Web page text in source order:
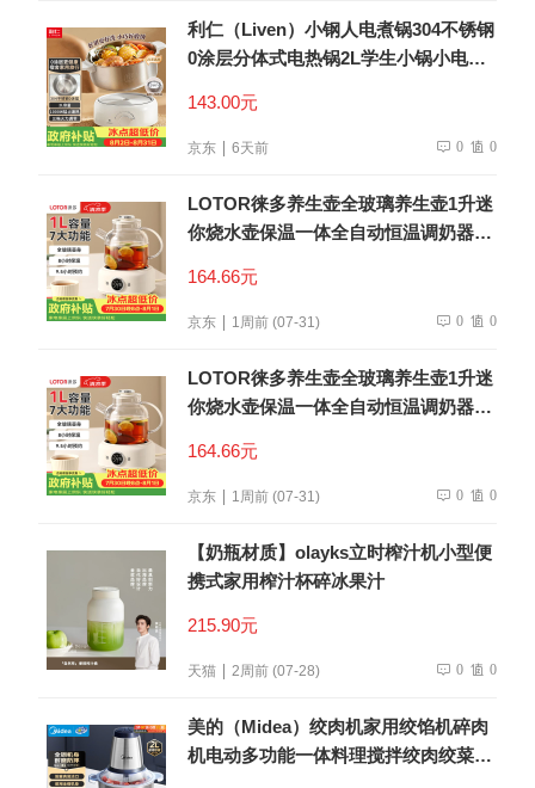
利仁（Liven）小钢人电煮锅304不锈钢
0涂层分体式电热锅2L学生小锅小电锅
143.00元
京东 6天前 0 0
LOTOR徕多养生壶全玻璃养生壶1升迷
你烧水壶保温一体全自动恒温调奶器电
164.66元
京东 1周前 (07-31) 0 0
LOTOR徕多养生壶全玻璃养生壶1升迷
你烧水壶保温一体全自动恒温调奶器电
164.66元
京东 1周前 (07-31) 0 0
【奶瓶材质】olayks立时榨汁机小型便
携式家用榨汁杯碎冰果汁
215.90元
天猫 2周前 (07-28) 0 0
美的（Midea）绞肉机家用绞馅机碎肉
机电动多功能一体料理搅拌绞肉绞菜馅